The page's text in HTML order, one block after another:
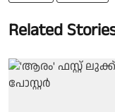
Related